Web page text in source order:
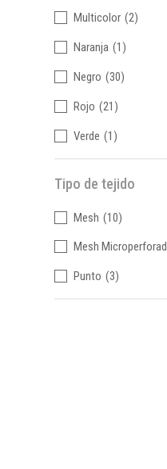
Multicolor (2)
Naranja (1)
Negro (30)
Rojo (21)
Verde (1)
Tipo de tejido
Mesh (10)
Mesh
Punto (3)